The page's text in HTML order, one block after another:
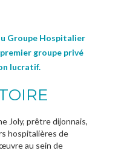
Groupe Hospitalier
groupe privé
lucratif.
Joly, prêtre dijonnais,
hospitalières de
au sein de